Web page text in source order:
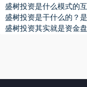
盛树投资是什么模式的
盛树投资是干什么的？
盛树投资其实就是资金